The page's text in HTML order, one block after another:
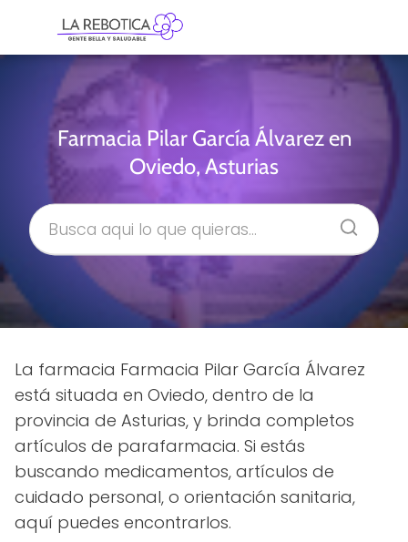
Farmacia Pilar García Álvarez en
Oviedo, Asturias
La farmacia Farmacia Pilar García Álvarez
está situada en Oviedo, dentro de la
provincia de Asturias, y brinda completos
artículos de parafarmacia. Si estás
buscando medicamentos, artículos de
cuidado personal, o orientación sanitaria,
aquí puedes encontrarlos.